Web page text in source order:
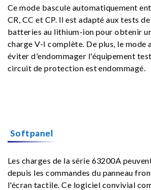
Ce mode bascule automatiquement
CR, CC et CP. Il est adapté aux tests
batteries au lithium-ion pour obtenir
charge V-I complète. De plus, le mode
éviter d'endommager l'équipement
circuit de protection est endommagé.
Softpanel
Les charges de la série 63200A
depuis les commandes du panneau
l'écran tactile. Ce logiciel convivial